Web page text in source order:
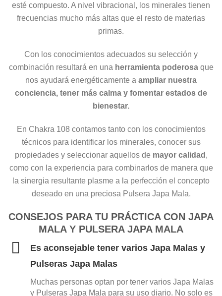
esté compuesto. A nivel vibracional, los minerales tienen
frecuencias mucho más altas que el resto de materias
primas.
Con los conocimientos adecuados su selección y
combinación resultará en una herramienta poderosaque
nos ayudará energéticamente a ampliar nuestra
conciencia, tener más calma y fomentar estados de
bienestar.
En Chakra 108 contamos tanto con los conocimientos
técnicos para identificar los minerales, conocer sus
propiedades y seleccionar aquellos de mayor calidad ,
como con la experiencia para combinarlos de manera que
la sinergia resultante plasme a la perfección el concepto
deseado en una preciosa Pulsera Japa Mala.
CONSEJOS PARA TU PRÁCTICA CON JAPA
MALA Y PULSERA JAPA MALA
Es aconsejable tener varios Japa Malas y
Pulseras Japa Malas
Muchas personas optan por tener varios Japa Malas
y Pulseras Japa Mala para su uso diario. No solo es